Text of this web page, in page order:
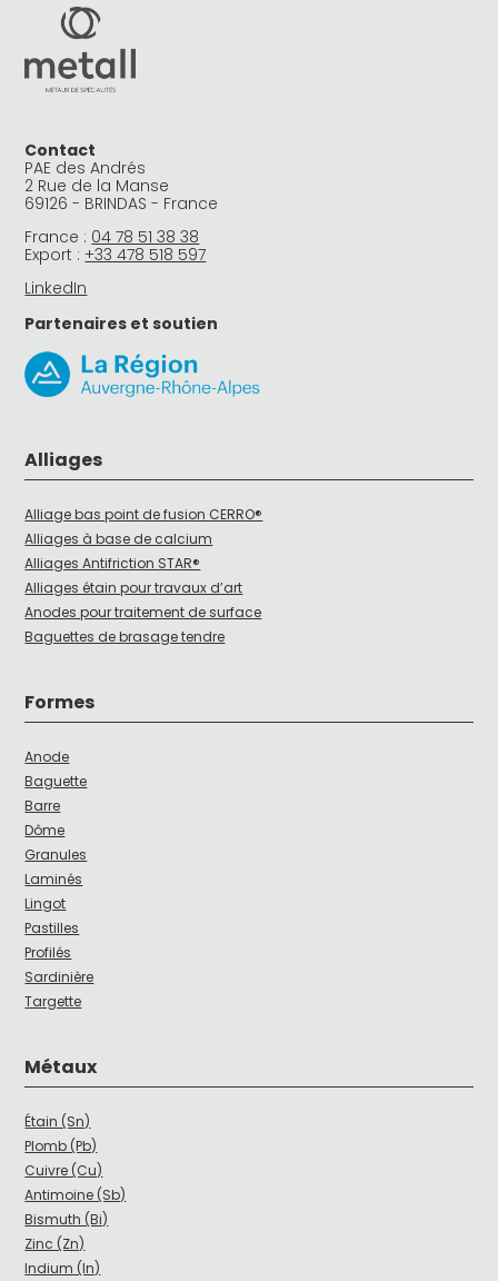
Contact
PAE des Andrés
2 Rue de la Manse
69126 - BRINDAS - France
France : 04 78 51 38 38
Export : +33 478 518 597
LinkedIn
Partenaires et soutien
Alliages
Alliage bas point de fusion CERRO®
Alliages à base de calcium
Alliages Antifriction STAR®
Alliages étain pour travaux d’art
Anodes pour traitement de surface
Baguettes de brasage tendre
Formes
Anode
Baguette
Barre
Dôme
Granules
Laminés
Lingot
Pastilles
Profilés
Sardinière
Targette
Métaux
Étain (Sn)
Plomb (Pb)
Cuivre (Cu)
Antimoine (Sb)
Bismuth (Bi)
Zinc (Zn)
Indium (In)